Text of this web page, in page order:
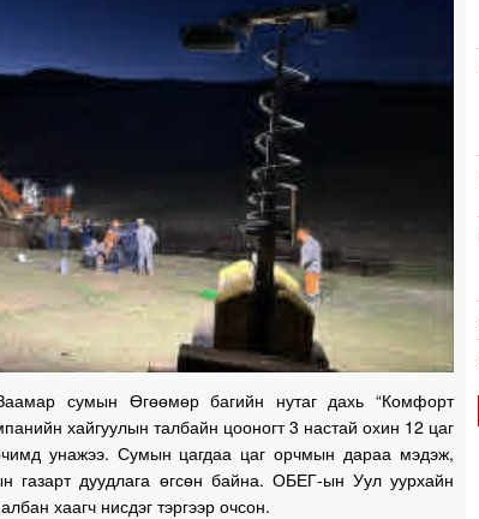
сумын Өгөөмөр багийн нутаг дахь “Комфорт
хайгуулын талбайн цооногт 3 настай охин 12 цаг
унажээ. Сумын цагдаа цаг орчмын дараа мэдэж,
газарт дуудлага өгсөн байна. ОБЕГ-ын Уул уурхайн
хаагч нисдэг тэргээр очсон.